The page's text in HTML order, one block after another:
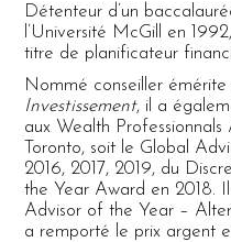
Détenteur d’un
l’Université McGill en
titre de planificateur
Nommé conseiller
Investissement, il a
aux Wealth
Toronto, soit le Global
2016, 2017, 2019, du
the Year Award en 2018.
Advisor of the Year –
a remporté le prix argent